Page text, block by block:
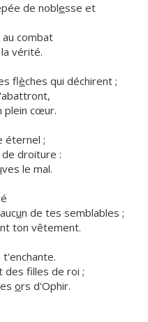
de noblesse et
au combat
vérité.
flèches qui déchirent ;
plein cœur.
éternel ;
droiture :
ves le mal.
un de tes semblables ;
ton vêtement.
t'enchante.
des flles de roi ;
ors d'Ophir.